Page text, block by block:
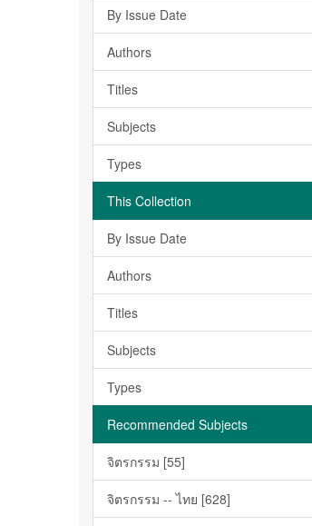
By Issue Date
Authors
Titles
Subjects
Types
This Collection
By Issue Date
Authors
Titles
Subjects
Types
Recommended Subjects
จิตรกรรม [55]
จิตรกรรม -- ไทย [628]